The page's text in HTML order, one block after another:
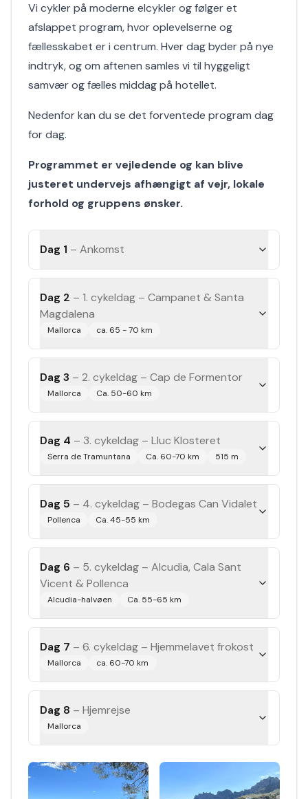
Vi cykler på moderne elcykler og følger et
afslappet program, hvor oplevelserne og
fællesskabet er i centrum. Hver dag byder på nye
indtryk, og om aftenen samles vi til hyggeligt
samvær og fælles middag på hotellet.
Nedenfor kan du se det forventede program dag
for dag.
Programmet er vejledende og kan blive
justeret undervejs afhængigt af vejr, lokale
forhold og gruppens ønsker.
Dag 1 – Ankomst
Dag 2 – 1. cykeldag – Campanet & Santa
Magdalena
Mallorca ca. 65 - 70 km
Dag 3 – 2. cykeldag – Cap de Formentor
Mallorca Ca. 50-60 km
Dag 4 – 3. cykeldag – Lluc Klosteret
Serra de Tramuntana Ca. 60-70 km 515 m
Dag 5 – 4. cykeldag – Bodegas Can Vidalet
Pollenca Ca. 45-55 km
Dag 6 – 5. cykeldag – Alcudia, Cala Sant
Vicent & Pollenca
Alcudia-halvøen Ca. 55-65 km
Dag 7 – 6. cykeldag – Hjemmelavet frokost
Mallorca ca. 60-70 km
Dag 8 – Hjemrejse
Mallorca